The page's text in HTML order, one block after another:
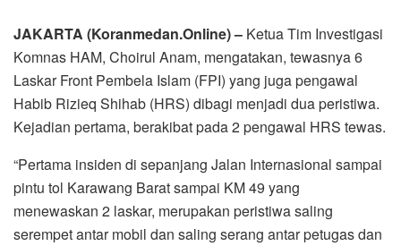
JAKARTA (Koranmedan.Online) – Ketua Tim Investigasi
Komnas HAM, Choirul Anam, mengatakan, tewasnya 6
Laskar Front Pembela Islam (FPI) yang juga pengawal
Habib Rizieq Shihab (HRS) dibagi menjadi dua peristiwa.
Kejadian pertama, berakibat pada 2 pengawal HRS tewas.
“Pertama insiden di sepanjang Jalan Internasional sampai
pintu tol Karawang Barat sampai KM 49 yang
menewaskan 2 laskar, merupakan peristiwa saling
serempet antar mobil dan saling serang antar petugas dan